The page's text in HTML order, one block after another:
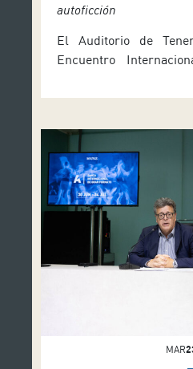
autoficción
El Auditorio de
Encuentro
Tenerife, que se
el miércoles (1 de
Mapas 26, que
el prestigioso
Sergio Blanco. La
MAR